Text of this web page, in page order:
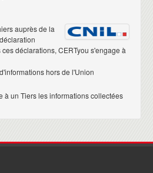
auprès de la
ces déclarations, CERTyou s'engage à
hors de l'Union
à un Tiers les informations collectées